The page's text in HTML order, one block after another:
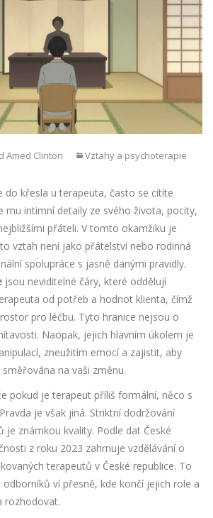
Amed Clinton
Vztahy a psychoterapie
do křesla u terapeuta, často se cítíte
mu intimní detaily ze svého života, pocity,
přáteli. V tomto okamžiku je
vztah není jako přátelství nebo rodinná
spolupráce s jasně danými pravidly.
jsou neviditelné čáry, které oddělují
od potřeb a hodnot klienta, čímž
pro léčbu. Tyto hranice nejsou o
Naopak, jejich hlavním úkolem je
zneužitím emocí a zajistit, aby
na vaši změnu.
pokud je terapeut příliš formální, něco s
je však jiná. Striktní dodržování
je známkou kvality. Podle dat České
z roku 2023 zahrnuje vzdělávání o
terapeutů v České republice. To
odborníků ví přesně, kde končí jejich role a
rozhodovat.